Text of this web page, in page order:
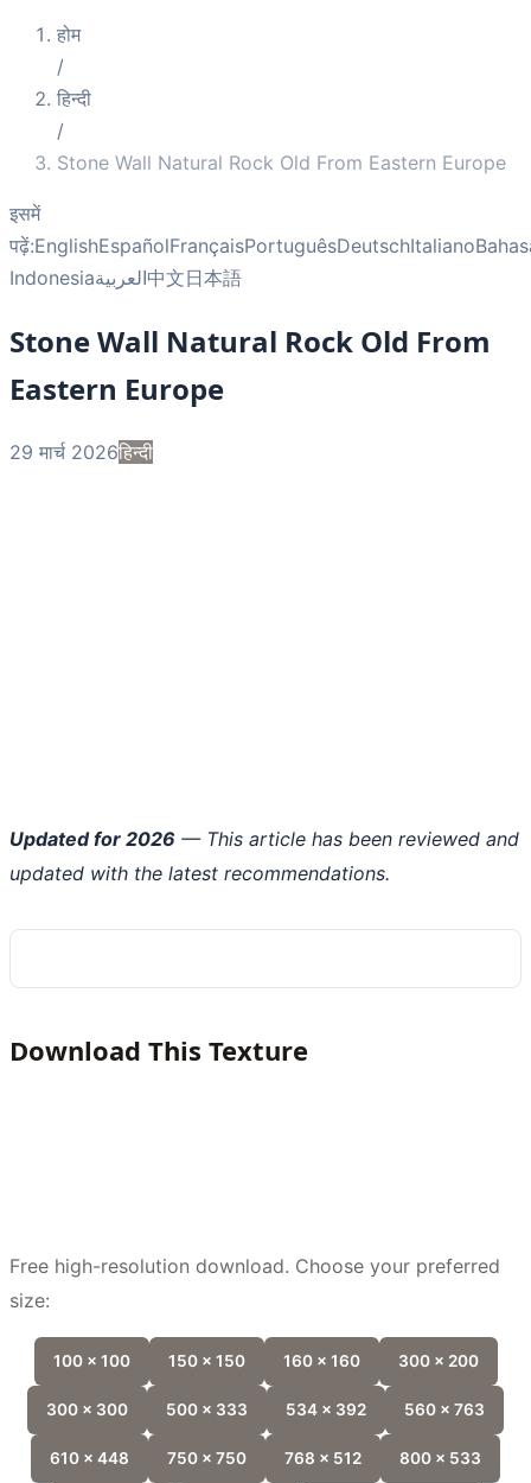
होम
/
हिन्दी
/
Stone Wall Natural Rock Old From Eastern Europe
इसमें
पढ़ें:EnglishEspañolFrançaisPortuguêsDeutschItaliano
Indonesiaالعربية中文日本語
Stone Wall Natural Rock Old From
Eastern Europe
29 मार्च 2026हिन्दी
Updated for 2026 — This article has been reviewed and
updated with the latest recommendations.
Download This Texture
Free high-resolution download. Choose your preferred
size:
100 x 100 150 x 150 160 x 160 300 x 200
300 x 300 500 x 333 534 x 392 560 x 763
610 x 448 750 x 750 768 x 512 800 x 533